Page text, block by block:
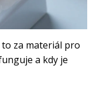
to za materiál pro
a kdy je